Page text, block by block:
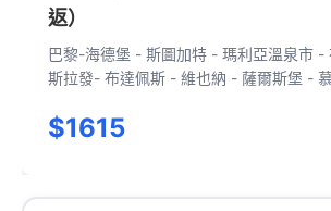
返）
巴黎-海德堡 - 斯圖加特 - 瑪利亞溫泉市 -
斯拉發- 布達佩斯 - 維也納 - 薩爾斯堡 -
施皮茨-蒙特勒-洛桑-阿訥馬斯-霞慕尼-巴黎
$1615